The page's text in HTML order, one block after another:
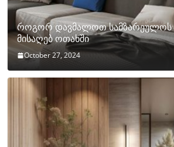
როგორ დავმალოთ სამზარეულოს
მისაღებ ოთახში
October 27, 2024